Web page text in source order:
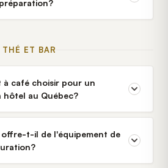
ET BAR
à café choisir pour un
au Québec?
offre-t-il de l'équipement de